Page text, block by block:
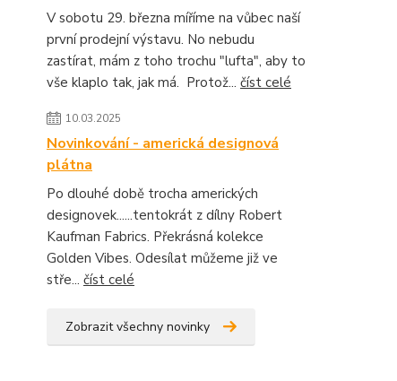
V sobotu 29. března míříme na vůbec naší
první prodejní výstavu. No nebudu
zastírat, mám z toho trochu "lufta", aby to
vše klaplo tak, jak má. Protož... číst celé
10.03.2025
Novinkování - americká designová
plátna
Po dlouhé době trocha amerických
designovek......tentokrát z dílny Robert
Kaufman Fabrics. Překrásná kolekce
Golden Vibes. Odesílat můžeme již ve
stře... číst celé
Zobrazit všechny novinky